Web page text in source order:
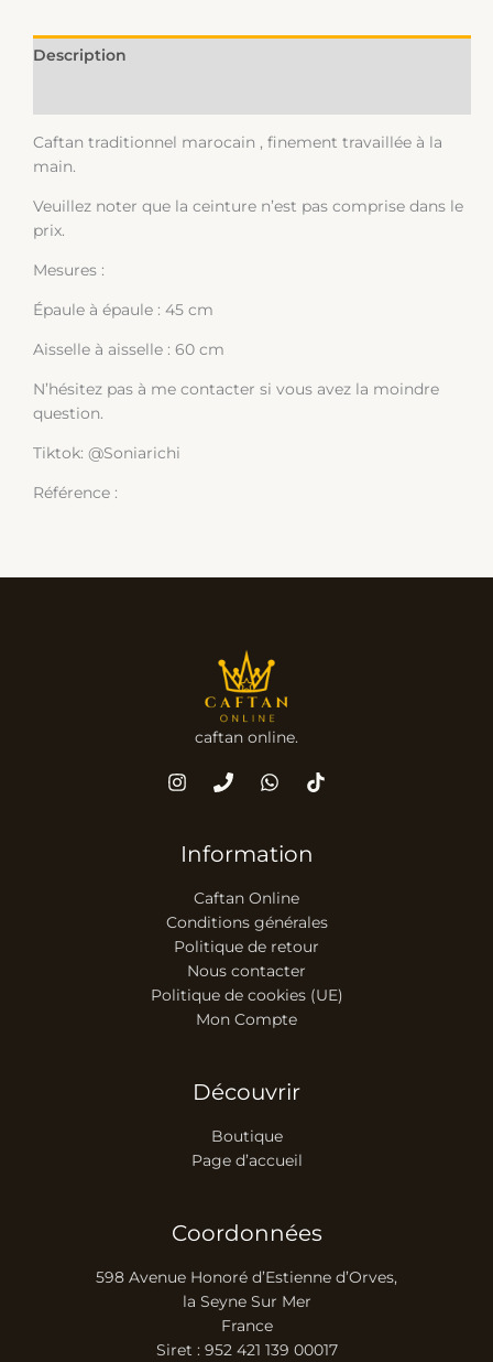
Description
Caftan traditionnel marocain , finement travaillée à la
main.
Veuillez noter que la ceinture n’est pas comprise dans le
prix.
Mesures :
Épaule à épaule : 45 cm
Aisselle à aisselle : 60 cm
N’hésitez pas à me contacter si vous avez la moindre
question.
Tiktok: @Soniarichi
Référence :
caftan online.
Information
Caftan Online
Conditions générales
Politique de retour
Nous contacter
Politique de cookies (UE)
Mon Compte
Découvrir
Boutique
Page d’accueil
Coordonnées
598 Avenue Honoré d’Estienne d’Orves,
la Seyne Sur Mer
France
Siret : 952 421 139 00017